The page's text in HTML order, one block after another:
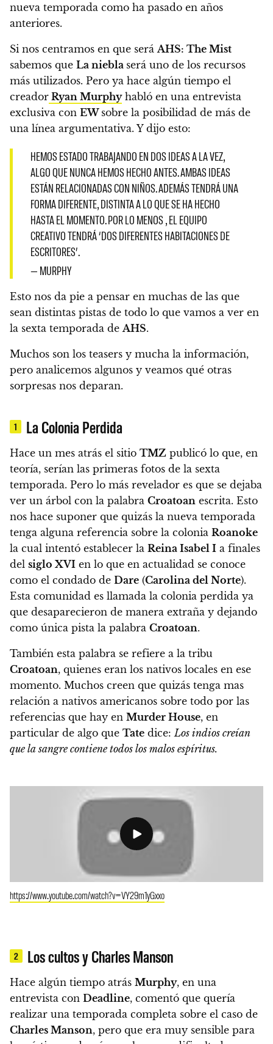
nueva temporada como ha pasado en años
anteriores.
Si nos centramos en que seráAHS: The Mist
sabemos que La niebla será uno de los recursos
más utilizados. Pero ya hace algún tiempo el
creador Ryan Murphyhabló en una entrevista
exclusiva con EW sobre la posibilidad de más de
una línea argumentativa. Y dijo esto:
HEMOS ESTADO TRABAJANDO EN DOS IDEAS A LA VEZ,
ALGO QUE NUNCA HEMOS HECHO ANTES. AMBAS IDEAS
ESTÁN RELACIONADAS CON NIÑOS. ADEMÁS TENDRÁ UNA
FORMA DIFERENTE, DISTINTA A LO QUE SE HA HECHO
HASTA EL MOMENTO. POR LO MENOS , EL EQUIPO
CREATIVO TENDRÁ ‘DOS DIFERENTES HABITACIONES DE
ESCRITORES’.
— MURPHY
Esto nos da pie a pensar en muchas de las que
sean distintas pistas de todo lo que vamos a ver en
la sexta temporada de AHS.
Muchos son los teasers y mucha la información,
pero analicemos algunos y veamos qué otras
sorpresas nos deparan.
1 La Colonia Perdida
Hace un mes atrás el sitio TMZ publicó lo que, en
teoría, serían las primeras fotos de la sexta
temporada. Pero lo más revelador es que se dejaba
ver un árbol con la palabra Croatoan escrita. Esto
nos hace suponer que quizás la nueva temporada
tenga alguna referencia sobre la colonia Roanoke
la cual intentó establecer la Reina Isabel I a finales
del siglo XVI en lo que en actualidad se conoce
como el condado de Dare (Carolina del Norte).
Esta comunidad es llamada la colonia perdida ya
que desaparecieron de manera extraña y dejando
como única pista la palabra Croatoan.
También esta palabra se refiere a la tribu
Croatoan, quienes eran los nativos locales en ese
momento. Muchos creen que quizás tenga mas
relación a nativos americanos sobre todo por las
referencias que hay en Murder House, en
particular de algo que Tate dice: Los indios creían
que la sangre contiene todos los malos espíritus.
https://www.youtube.com/watch?v=VY29m1yGxxo
2 Los cultos y Charles Manson
Hace algún tiempo atrás Murphy, en una
entrevista con Deadline, comentó que quería
realizar una temporada completa sobre el caso de
Charles Manson, pero que era muy sensible para